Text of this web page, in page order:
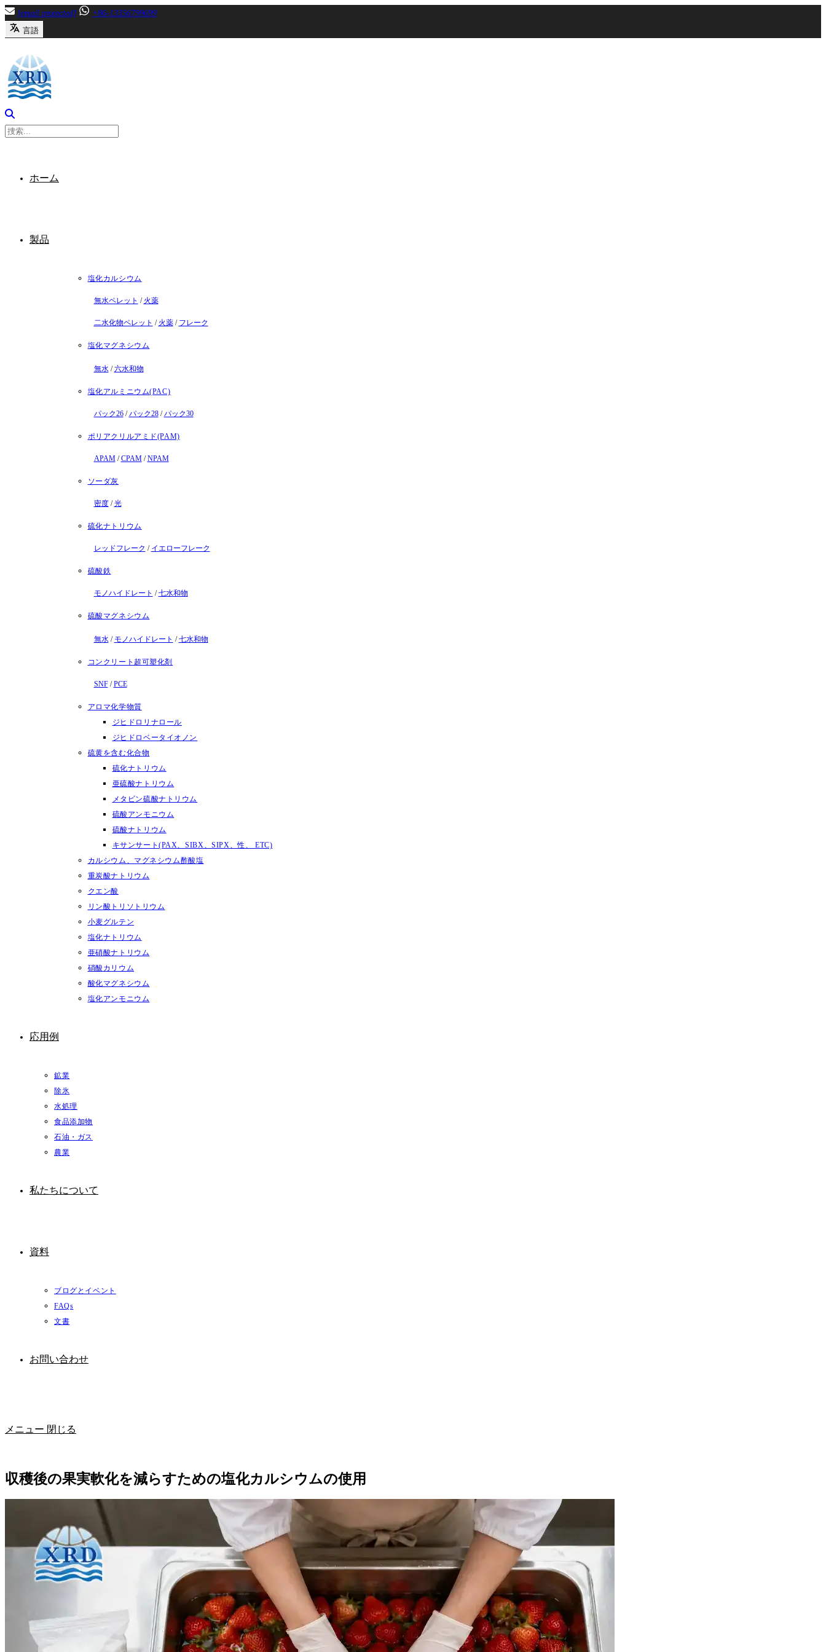
内
容
キ
ッ
[email protected]
+86-13356799699
言語
ホーム
製品
塩化カルシウム
無水ペレット / 火薬
二水化物ペレット / 火薬/ フレーク
塩化マグネシウム
無水/六水和物
塩化アルミニウム(PAC)
パック26/パック28/パック30
ポリアクリルアミド(PAM)
APAM/CPAM/NPAM
ソーダ灰
密度/光
硫化ナトリウム
レッドフレーク / イエローフレーク
硫酸鉄
モノハイドレート /七水和物
硫酸マグネシウム
無水/ モノハイドレート /七水和物
コンクリート超可塑化剤
SNF/PCE
アロマ化学物質
ジヒドロリナロール
ジヒドロベータイオノン
硫黄を含む化合物
硫化ナトリウム
亜硫酸ナトリウム
メタビン硫酸ナトリウム
硫酸アンモニウム
硫酸ナトリウム
キサンサート(PAX、SIBX、SIPX、性、 ETC)
カルシウム、マグネシウム酢酸塩
重炭酸ナトリウム
クエン酸
リン酸トリソトリウム
小麦グルテン
塩化ナトリウム
亜硝酸ナトリウム
硝酸カリウム
酸化マグネシウム
塩化アンモニウム
応用例
鉱業
除氷
水処理
食品添加物
石油・ガス
農業
私たちについて
資料
ブログとイベント
FAQs
文書
お問い合わせ
メニュー 閉じる
収穫後の果実軟化を減らすための塩化カルシウムの使用